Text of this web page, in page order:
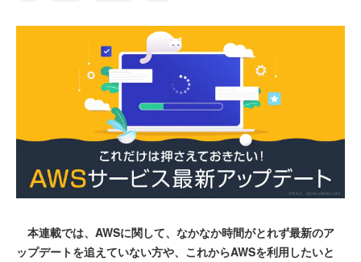
本連載では、AWSに関して、なかなか時間がとれず最新のア
ップデートを追えていない方や、これからAWSを利用したいと